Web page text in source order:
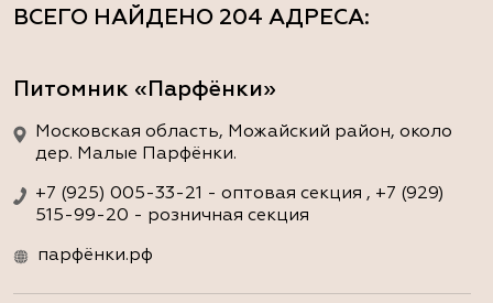
ВСЕГО НАЙДЕНО 204 АДРЕСА:
Питомник «Парфёнки»
Московская область, Можайский район, около
дер. Малые Парфёнки.
+7 (925) 005-33-21 - оптовая секция , +7 (929)
515-99-20 - розничная секция
парфёнки.рф